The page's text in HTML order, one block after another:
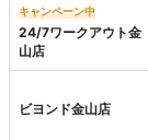
キャンペーン中
24/7ワークアウト金
山店
ビヨンド金山店